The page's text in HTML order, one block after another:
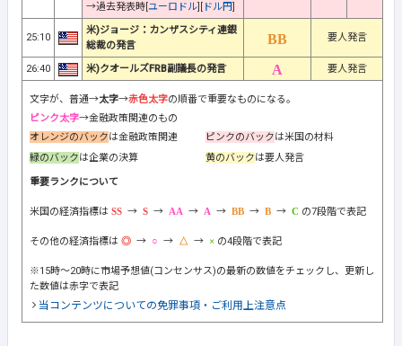
→過去発表時[ ユーロドル ドル円
25:10
米)ジョージ：カンザスシティ連銀
総裁の発言
要人発言
26:40 米)クオールズFRB副議長の発言 要人発言
文字が、普通→太字→赤色太字の順番で重要なものになる。
ピンク太字→金融政策関連のもの
オレンジのバックは金融政策関連 ピンクのバックは米国の材料
緑のバックは企業の決算 黄のバックは要人発言
重要ランクについて
米国の経済指標は → → → → → → の7段階で表記
その他の経済指標は → → → の4段階で表記
※15時～20時に市場予想値(コンセンサス)の最新の数値をチェックし、更新し
た数値は赤字で表記
当コンテンツについての免罪事項・ご利用上注意点